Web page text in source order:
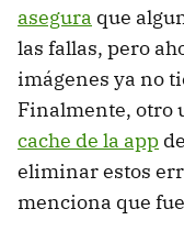
asegura que
las fallas, pero
imágenes ya no
Finalmente, otro
cache de la app
eliminar estos
menciona que